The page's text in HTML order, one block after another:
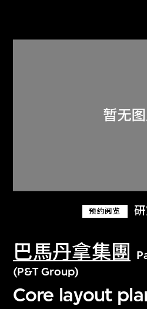
预约阅览
巴馬丹拿集團
(P&T Group)
Core layout
关于M+藏品
探索世界顶级的二十及
文化藏品。